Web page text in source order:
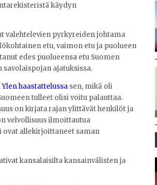
käydyn
valehtelevien pyrkyreiden johtama
etu, vaimon etu ja puolueen
edes puolueensa etu Suomen
ajatuksissa.
Ylen haastattelussa sen, mikä oli
tulleet olisi voitu palauttaa.
on kirjata rajan ylittävät henkilöt ja
velvollisuus ilmoittautua
ovat allekirjoittaneet saman
kansalaisilta kansainvälisten ja